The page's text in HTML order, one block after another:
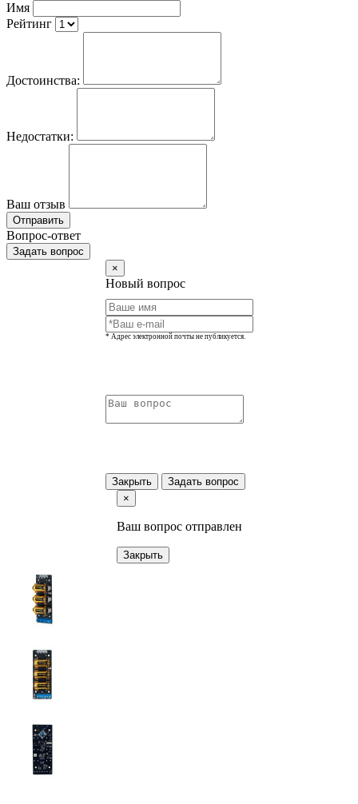
Имя
Рейтинг
Достоинства:
Недостатки:
Ваш отзыв
Отправить
Вопрос-ответ
Задать вопрос
×
Новый вопрос
* Адрес электронной почты не публикуется.
Закрыть
Задать вопрос
×
Ваш вопрос отправлен
Закрыть